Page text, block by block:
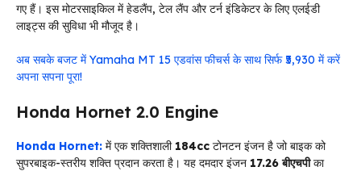
गए हैं। इस मोटरसाइकिल में हेडलैंप, टेल लैंप और टर्न इंडिकेटर के लिए एलईडी
लाइट्स की सुविधा भी मौजूद है।
अब सबके बजट में Yamaha MT 15 एडवांस फीचर्स के साथ सिर्फ ₹5,930 में करें
अपना सपना पूरा!
Honda Hornet 2.0 Engine
Honda Hornet: में एक शक्तिशाली 184cc टोनटन इंजन है जो बाइक को
सुपरबाइक-स्तरीय शक्ति प्रदान करता है। यह दमदार इंजन 17.26 बीएचपीका